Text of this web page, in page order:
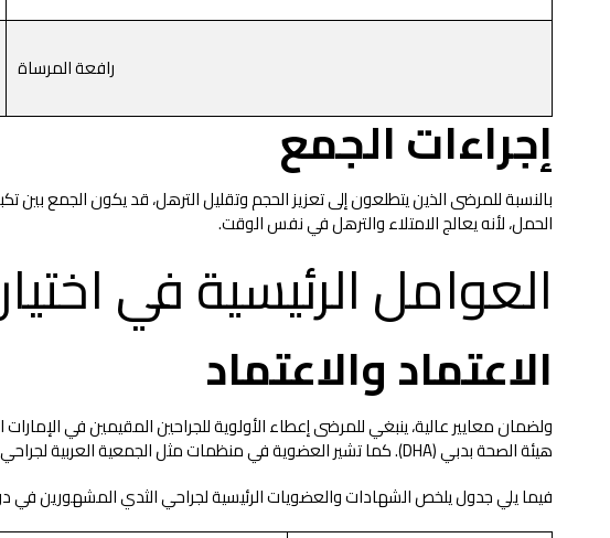
رافعة المرساة
إجراءات الجمع
بالنسبة للمرضى الذين يتطلعون إلى تعزيز الحجم وتقليل الترهل، قد يكون الجمع
الحمل، لأنه يعالج الامتلاء والترهل في نفس الوقت.
العوامل الرئيسية في
الاعتماد والاعتماد
هيئة الصحة بدبي (DHA). كما تشير العضوية في منظمات مثل الجمعية العربية لجراحي التجميل إلى أن جراح التجميل ملتزم بالممارسات الآمنة والتعليم المستمر.
فيما يلي جدول يلخص الشهادات والعضويات الرئيسية لجراحي الثدي المشهورين في